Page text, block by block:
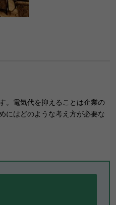
。電気代を抑えることは企業の
にはどのような考え方が必要な